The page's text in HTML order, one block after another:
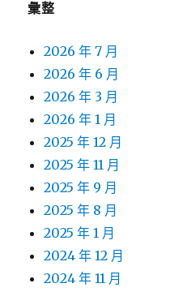
彙整
2026 年 7 月
2026 年 6 月
2026 年 3 月
2026 年 1 月
2025 年 12 月
2025 年 11 月
2025 年 9 月
2025 年 8 月
2025 年 1 月
2024 年 12 月
2024 年 11 月